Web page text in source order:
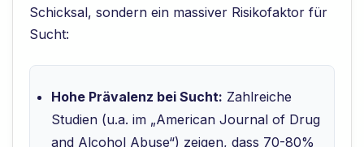
Schicksal, sondern ein massiver Risikofaktor für
Sucht:
Hohe Prävalenz bei Sucht: Zahlreiche
Studien (u.a. im „American Journal of Drug
and Alcohol Abuse“) zeigen, dass 70-80%